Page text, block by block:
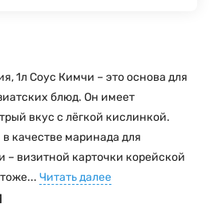
1л Соус Кимчи – это основа для
блюд. Он имеет
вкус с лёгкой кислинкой.
качестве маринада для
визитной карточки корейской
Читать далее